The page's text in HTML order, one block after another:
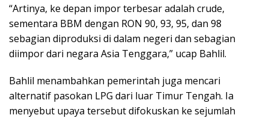
“Artinya, ke depan impor terbesar adalah crude,
sementara BBM dengan RON 90, 93, 95, dan 98
sebagian diproduksi di dalam negeri dan sebagian
diimpor dari negara Asia Tenggara,” ucap Bahlil.
Bahlil menambahkan pemerintah juga mencari
alternatif pasokan LPG dari luar Timur Tengah. Ia
menyebut upaya tersebut difokuskan ke sejumlah